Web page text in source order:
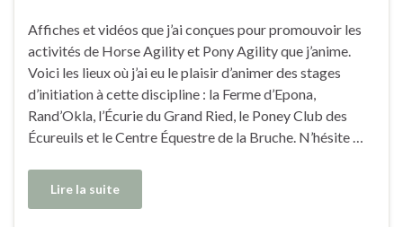
Affiches et vidéos que j’ai conçues pour promouvoir les
activités de Horse Agility et Pony Agility que j’anime.
Voici les lieux où j’ai eu le plaisir d’animer des stages
d’initiation à cette discipline : la Ferme d’Epona,
Rand’Okla, l’Écurie du Grand Ried, le Poney Club des
Écureuils et le Centre Équestre de la Bruche. N’hésite …
Lire la suite